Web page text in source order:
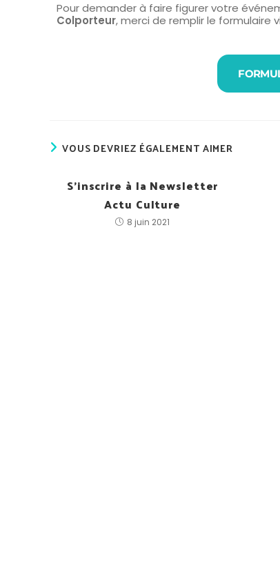
Pour demander à faire figurer votre
Colporteur, merci de remplir le formulaire
VOUS DEVRIEZ ÉGALEMENT AIMER
S’inscrire à la Newsletter
Actu Culture
8 juin 2021